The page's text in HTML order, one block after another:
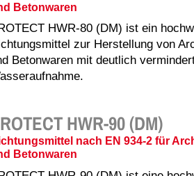
Betonwaren
HWR-80 (DM) ist ein
zur Herstellung von
Betonwaren mit deutlich
HWR-90 (DM)
nach EN 934-2 für
Betonwaren